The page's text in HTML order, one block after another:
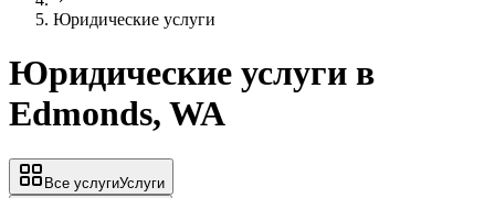
Юридические услуги
Юридические услуги в
Edmonds, WA
Все услугиУслуги